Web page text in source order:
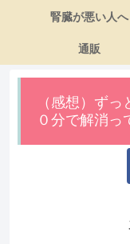
腎臓が悪い人へ
通販
（感想）ず
０分で解消っ